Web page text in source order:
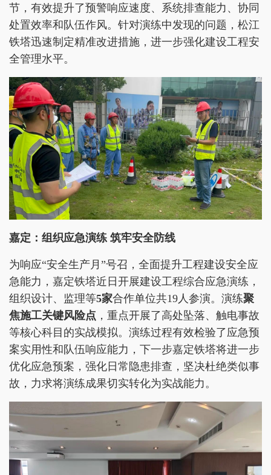
节，有效提升了预警响应速度、系统排查能力、协同
处置效率和队伍作风。针对演练中发现的问题，松江
铁塔迅速制定精准改进措施，进一步强化建设工程安
全管理水平。
嘉定：组织应急演练 筑牢安全防线
为响应“安全生产月”号召，全面提升工程建设安全应
急能力，嘉定铁塔近日开展建设工程综合应急演练，
组织设计、监理等5家合作单位共19人参演。演练聚
焦施工关键风险点 ，重点开展了高处坠落、触电事故
等核心科目的实战模拟。演练过程有效检验了应急预
案实用性和队伍响应能力，下一步嘉定铁塔将进一步
优化应急预案，强化日常隐患排查，坚决杜绝类似事
故，力求将演练成果切实转化为实战能力。